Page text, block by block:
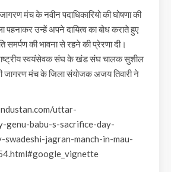
मंच के नवीन पदाधिकारियो की घोषणा की
पहनाकर उन्हें अपने दायित्व का बोध कराते हुए
की भावना से रहने की प्रेरणा दी।
राष्ट्रीय स्वयंसेवक संघ के खंड संघ चालक सुशील
जागरण मंच के जिला संयोजक अजय तिवारी ने
uttar-
genu-babu-s-sacrifice-day-
swadeshi-jagran-manch-in-mau-